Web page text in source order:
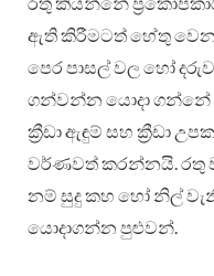
ඇති කිරීමටත් හේතු
පෙර පාසල් වල හෝ
ගන්වන්න යොදා ගන්නේ
ක්‍රීඩා ඇඳුම් සහ ක්‍රීඩා
වර්ණවත් කරන්නයි. රතු
නම් සුදු කහ හෝ නිල්
යොදාගන්න පුළුවන්.